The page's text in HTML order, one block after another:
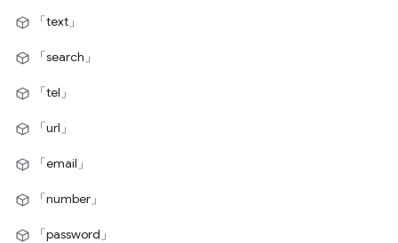
「text」
「search」
「tel」
「url」
「email」
「number」
「password」